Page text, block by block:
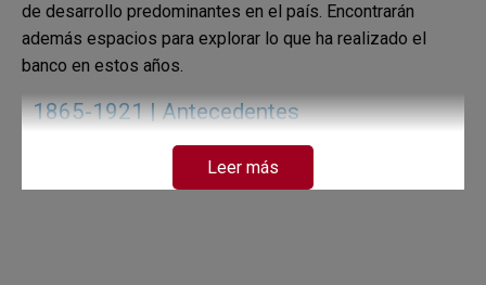
de desarrollo predominantes en el país. Encontrarán
además espacios para explorar lo que ha realizado el
banco en estos años.
1865-1921 | Antecedentes
1923-1930 | Modernizar
Leer más